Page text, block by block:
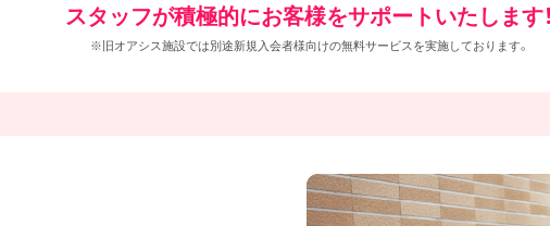
スタッフが積極的にお客様をサポートいたします
※旧オアシス施設では別途新規入会者様向けの無料サービスを実施しております。